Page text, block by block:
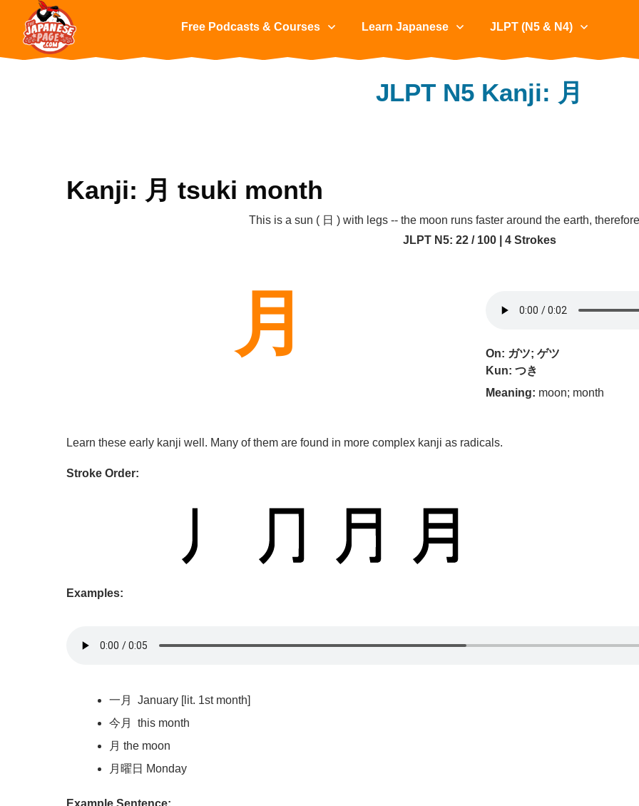
Free Podcasts & Courses Learn Japanese JLPT (N5 & N4)
JLPT N5 Kanji: 月
Kanji: 月 tsuki month
This is a sun ( 日 ) with legs -- the moon runs faster around the earth,
JLPT N5: 22 / 100 | 4 Strokes
月
On: ガツ; ゲツ
Kun: つき
Meaning: moon; month
Learn these early kanji well. Many of them are found in more complex kanji as radicals.
Stroke Order:
Examples:
一月
January [lit. 1st month]
今月
this month
月 the moon
月曜日 Monday